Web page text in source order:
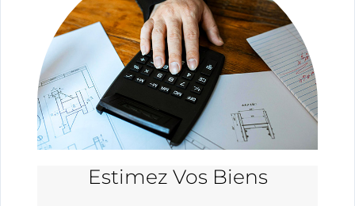
Estimez Vos Biens